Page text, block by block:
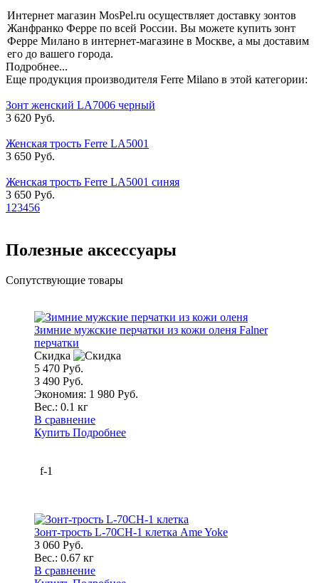
Интернет магазин MosPel.ru осуществляет доставку зонтов
Жанфранко Ферре по всей России. Вы можете купить зонт
Ферре Милано в интернет-магазине в Москве, а мы доставим
его до вашего города.
Подробнее...
Еще продукция производителя Ferre Milano в этой категории:
Зонт женский LA7006 черный
3 620 Руб.
Женская трость Ferre LA5001
3 650 Руб.
Женская трость Ferre LA5001 синяя
3 650 Руб.
1 23456
Полезные аксессуары
Сопутствующие товары
Зимние мужские перчатки из кожи оленя Falner
перчатки
Скидка
5 470 Руб.
3 490 Руб.
Экономия: 1 980 Руб.
Вес.: 0.1 кг
В сравнение
Купить Подробнее
f-1
Зонт-трость L-70CH-1 клетка Ame Yoke
3 060 Руб.
Вес.: 0.67 кг
В сравнение